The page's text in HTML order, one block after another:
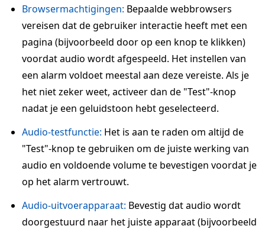
Browsermachtigingen: Bepaalde webbrowsers
vereisen dat de gebruiker interactie heeft met een
pagina (bijvoorbeeld door op een knop te klikken)
voordat audio wordt afgespeeld. Het instellen van
een alarm voldoet meestal aan deze vereiste. Als je
het niet zeker weet, activeer dan de "Test"-knop
nadat je een geluidstoon hebt geselecteerd.
Audio-testfunctie: Het is aan te raden om altijd de
"Test"-knop te gebruiken om de juiste werking van
audio en voldoende volume te bevestigen voordat je
op het alarm vertrouwt.
Audio-uitvoerapparaat: Bevestig dat audio wordt
doorgestuurd naar het juiste apparaat (bijvoorbeeld